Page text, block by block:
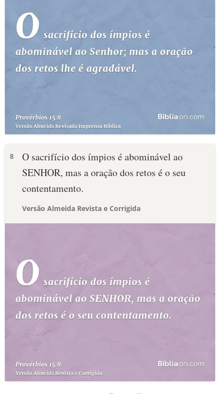
8
O sacrifício dos ímpios é abominável ao
SENHOR, mas a oração dos retos é o seu
contentamento.
Versão Almeida Revista e Corrigida